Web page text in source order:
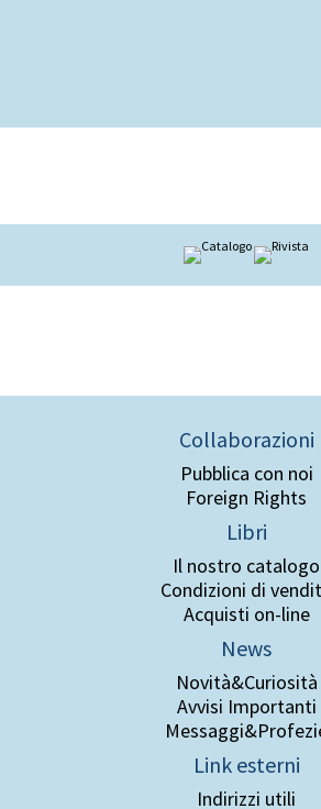
Collaborazioni
Pubblica con noi
Foreign Rights
Libri
Il nostro catalogo
Condizioni di
Acquisti on-line
News
Novità&Curiosità
Avvisi Importanti
Link esterni
Indirizzi utili